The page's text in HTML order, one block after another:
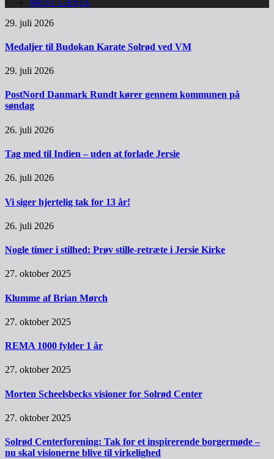
29. juli 2026
Medaljer til Budokan Karate Solrød ved VM
29. juli 2026
PostNord Danmark Rundt kører gennem kommunen på
søndag
26. juli 2026
Tag med til Indien – uden at forlade Jersie
26. juli 2026
Vi siger hjertelig tak for 13 år!
26. juli 2026
Nogle timer i stilhed: Prøv stille-retræte i Jersie Kirke
27. oktober 2025
Klumme af Brian Mørch
27. oktober 2025
REMA 1000 fylder 1 år
27. oktober 2025
Morten Scheelsbecks visioner for Solrød Center
27. oktober 2025
Solrød Centerforening: Tak for et inspirerende borgermøde –
nu skal visionerne blive til virkelighed